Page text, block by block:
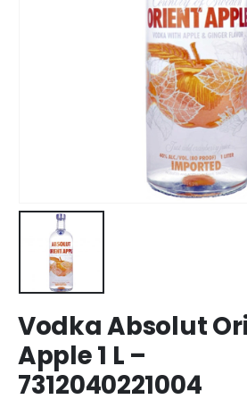
Vodka Absolut
Apple 1 L –
7312040221004